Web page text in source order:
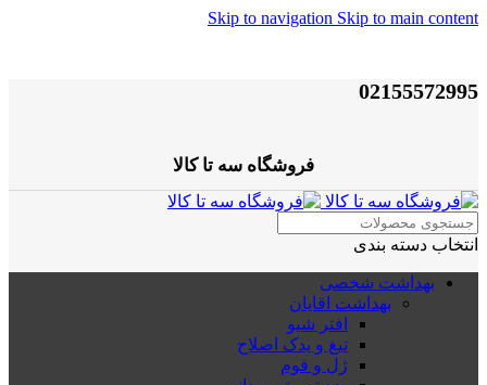
Skip to navigation Skip to main content
02155572995
فروشگاه سه تا کالا
انتخاب دسته بندی
بهداشت شخصی
بهداشت اقایان
افتر شیو
تیغ و یدک اصلاح
ژل و فوم